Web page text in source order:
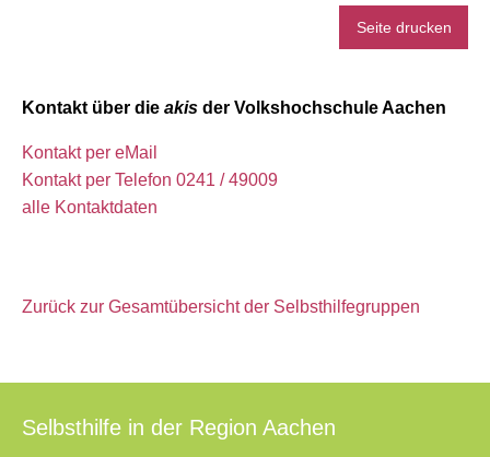
Seite drucken
Kontakt über die akis der Volkshochschule Aachen
Kontakt per eMail
Kontakt per Telefon 0241 / 49009
alle Kontaktdaten
Zurück zur Gesamtübersicht der Selbsthilfegruppen
Selbsthilfe in der Region Aachen